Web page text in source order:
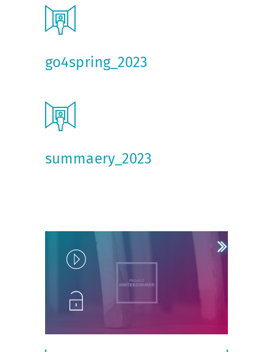
go4spring_2023
summaery_2023
Play
Unlock